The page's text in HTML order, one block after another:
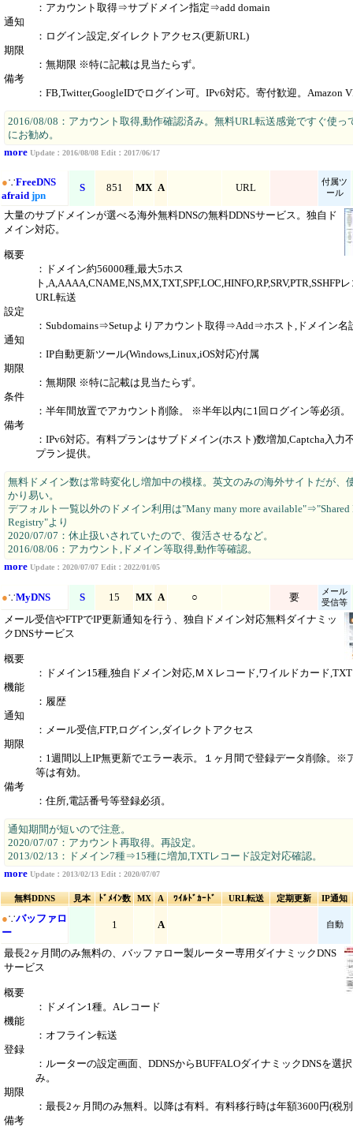
：アカウント取得⇒サブドメイン指定⇒add domain
通知
：ログイン設定,ダイレクトアクセス(更新URL)
期限
：無期限 ※特に記載は見当たらず。
備考
：FB,Twitter,GoogleIDでログイン可。IPv6対応。寄付歓迎。Amazon
2016/08/08：アカウント取得,動作確認済み。無料URL転送感覚ですぐ使っ
にお勧め。
more Update：2016/08/08 Edit：2017/06/17
●∵FreeDNS
afraid jpn
S 851 MX A URL
付属ツ
ール
大量のサブドメインが選べる海外無料DNSの無料DDNSサービス。独自ド
メイン対応。
概要
：ドメイン約56000種,最大5ホス
ト,A,AAAA,CNAME,NS,MX,TXT,SPF,LOC,HINFO,RP,SRV,PTR,SSHFP
URL転送
設定
：Subdomains⇒Setupよりアカウント取得⇒Add⇒ホスト,ドメイン名
通知
：IP自動更新ツール(Windows,Linux,iOS対応)付属
期限
：無期限 ※特に記載は見当たらず。
条件
：半年間放置でアカウント削除。 ※半年以内に1回ログイン等必須。
備考
：IPv6対応。有料プランはサブドメイン(ホスト)数増加,Captcha入力
プラン提供。
無料ドメイン数は常時変化し増加中の模様。英文のみの海外サイトだが、
かり易い。
デフォルト一覧以外のドメイン利用は"Many many more available"⇒"Shared
Registry"より
2020/07/07：休止扱いされていたので、復活させるなど。
2016/08/06：アカウント,ドメイン等取得,動作等確認。
more Update：2020/07/07 Edit：2022/01/05
●∵MyDNS S 15 MX A ○ 要
メール
受信等
メール受信やFTPでIP更新通知を行う、独自ドメイン対応無料ダイナミッ
クDNSサービス
概要
：ドメイン15種,独自ドメイン対応,ＭＸレコード,ワイルドカード
機能
：履歴
通知
：メール受信,FTP,ログイン,ダイレクトアクセス
期限
：1週間以上IP無更新でエラー表示。１ヶ月間で登録データ削除。※
等は有効。
備考
：住所,電話番号等登録必須。
通知期間が短いので注意。
2020/07/07：アカウント再取得。再設定。
2013/02/13：ドメイン7種⇒15種に増加,TXTレコード設定対応確認。
more Update：2013/02/13 Edit：2020/07/07
無料DDNS 見本 ﾄﾞﾒｲﾝ数 MX A ﾜｲﾙﾄﾞｶｰﾄﾞ URL転送 定期更新 IP通知
●∵バッファロ
ー
1 A 自動
最長2ヶ月間のみ無料の、バッファロー製ルーター専用ダイナミックDNS
サービス
概要
：ドメイン1種。Aレコード
機能
：オフライン転送
登録
：ルーターの設定画面、DDNSからBUFFALOダイナミックDNSを選
み。
期限
：最長2ヶ月間のみ無料。以降は有料。有料移行時は年額3600円(税
備考